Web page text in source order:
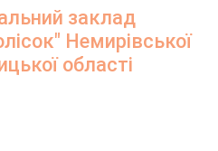
заклад
Немирівської
області